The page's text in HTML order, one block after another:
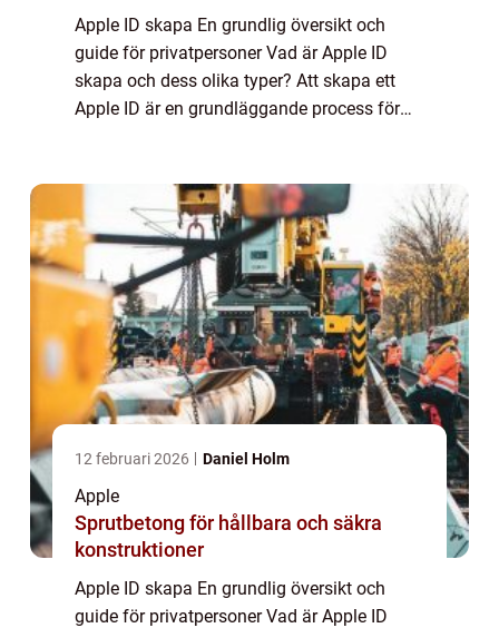
Apple ID skapa En grundlig översikt och
guide för privatpersoner Vad är Apple ID
skapa och dess olika typer? Att skapa ett
Apple ID är en grundläggande process för
12 februari 2026 Daniel Holm
Apple
Sprutbetong för hållbara och säkra
konstruktioner
Apple ID skapa En grundlig översikt och
guide för privatpersoner Vad är Apple ID